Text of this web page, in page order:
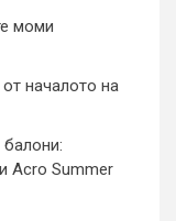
моми
началото на
Acro Summer